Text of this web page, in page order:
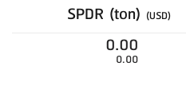
SPDR (ton) (USD)
0.00
0.00